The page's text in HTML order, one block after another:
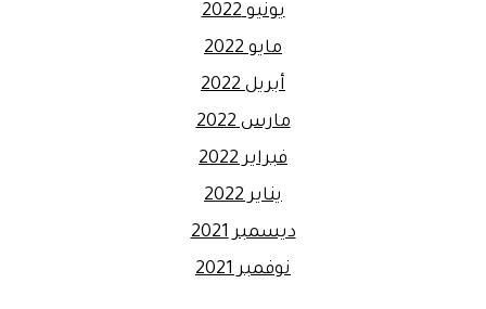
يونيو 2022
مايو 2022
أبريل 2022
مارس 2022
فبراير 2022
يناير 2022
ديسمبر 2021
نوفمبر 2021